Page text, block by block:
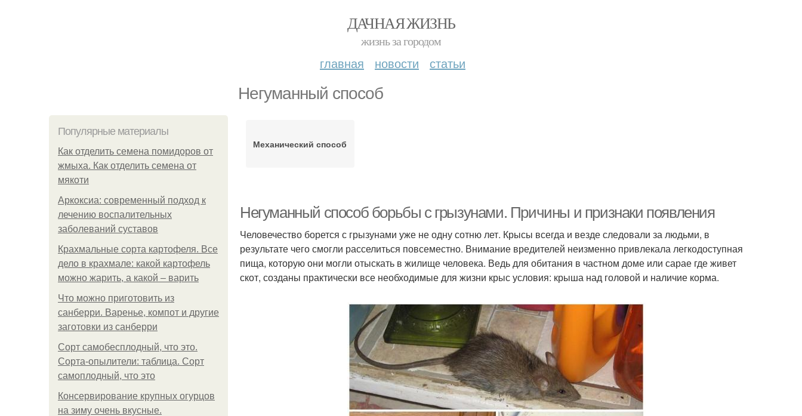
ДАЧНАЯ ЖИЗНЬ
жизнь за городом
главная новости статьи
Негуманный способ
Популярные материалы
Как отделить семена помидоров от
жмыха. Как отделить семена от
мякоти
Аркоксиа: современный подход к
лечению воспалительных
заболеваний суставов
Крахмальные сорта картофеля. Все
дело в крахмале: какой картофель
можно жарить, а какой – варить
Что можно приготовить из
санберри. Варенье, компот и другие
заготовки из санберри
Сорт самобесплодный, что это.
Сорта-опылители: таблица. Сорт
самоплодный, что это
Консервирование крупных огурцов
на зиму очень вкусные.
Механический способ
Негуманный способ борьбы с грызунами. Причины и признаки появления
Человечество борется с грызунами уже не одну сотню лет. Крысы всегда и везде следовали за людьми, в
результате чего смогли расселиться повсеместно. Внимание вредителей неизменно привлекала легкодоступная
пища, которую они могли отыскать в жилище человека. Ведь для обитания в частном доме или сарае где живет
скот, созданы практически все необходимые для жизни крыс условия: крыша над головой и наличие корма.